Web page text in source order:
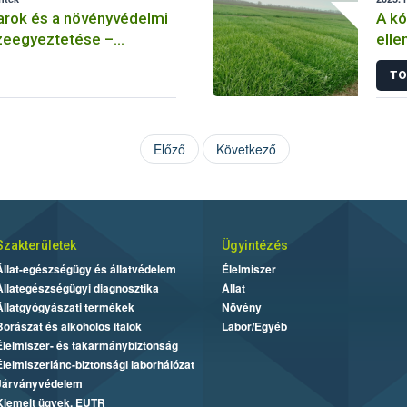
és a növényvédelmi
–
A
Előző Következő
egészségügy és állatvédelem
diagnosztika
termékek
és alkoholos italok
és takarmánybiztonság
biztonsági laborhálózat
ügyek, EUTR
Ügyintézés
Élelmiszer
Állat
Növény
Labor/Egyéb